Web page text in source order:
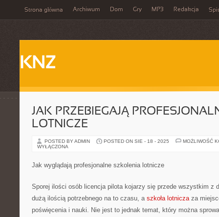
Strona główna Archiwum Dom Gry MP3 Redakcja
KNZ
JAK PRZEBIEGAJĄ
LOTNICZE
POSTED BY ADMIN POSTED ON SIE - 18 - 2025
MOŻLIWOŚĆ
WYŁĄCZONA
Jak wyglądają profesjonalne szkolenia lotnicze
Sporej ilości osób licencja pilota kojarzy się przede wszystkim z
dużą ilością potrzebnego na to czasu, a szkoła lotniczaza
poświęcenia i nauki. Nie jest to jednak temat, który można